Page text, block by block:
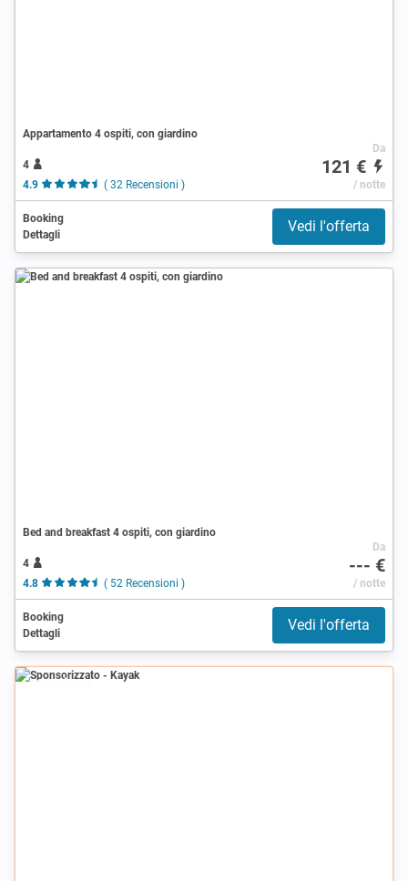
Appartamento 4 ospiti, con giardino
4
4.9
( 32 Recensioni )
Da
121 €
/ notte
Booking
Dettagli
Vedi l'offerta
Bed and breakfast 4 ospiti, con giardino
4
4.8
( 52 Recensioni )
Da
--- €
/ notte
Booking
Dettagli
Vedi l'offerta
Sponsorizzato